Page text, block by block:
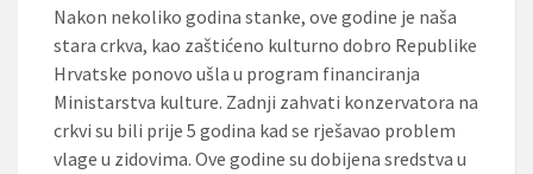
Nakon nekoliko godina stanke, ove godine je naša
stara crkva, kao zaštićeno kulturno dobro Republike
Hrvatske ponovo ušla u program financiranja
Ministarstva kulture. Zadnji zahvati konzervatora na
crkvi su bili prije 5 godina kad se rješavao problem
vlage u zidovima. Ove godine su dobijena sredstva u